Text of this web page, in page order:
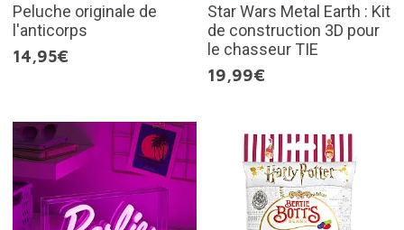
Peluche originale de
l'anticorps
14,95€
Star Wars Metal Earth : Kit
de construction 3D pour
le chasseur TIE
19,99€